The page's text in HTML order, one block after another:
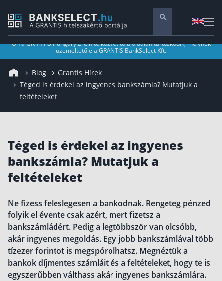
Vállalati szolgáltatások
Pénzügyi tanácsadás
Nyugdíj előtakarékosság
Nyugdíj előtakarékossági számla (NYESZ)
Nyugdíj tanácsadás 🪙
Nyugdíj megtakarítás – Így válassz
Nyugdíjkorhatár táblázat és útmutató
Nyugdíj kisokos – A magyar nyugdíjrendszer
működése
Egyszerű Állami Nyugdíjkalkulátor
Önkéntes Nyugdíjpénztárak hozamai
Nyugdíjbiztosítás
Ön a GRANTIS Hungary Zrt. hitelközvetítő aloldalán tartózkodik, melynek
üzemeltetője a GRANTIS BankSelect Kft.
Blog
Grantis Hírek
Téged is érdekel az ingyenes bankszámla? Mutatjuk a
feltételeket
Téged is érdekel az ingyenes
bankszámla? Mutatjuk a
feltételeket
Ne fizess feleslegesen a bankodnak. Rengeteg pénzed
folyik el évente csak azért, mert fizetsz a
bankszámládért. Pedig a legtöbbször van olcsóbb,
akár ingyenes megoldás. Egy jobb bankszámlával több
tízezer forintot is megspórolhatsz. Megnéztük a
bankok díjmentes számláit és a feltételeket, hogy te is
egyszerűbben válthass akár ingyenes bankszámlára.